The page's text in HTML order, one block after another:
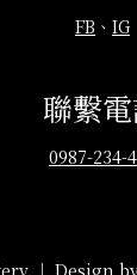
FB 、 IG
聯繫
0987-234-
｜ Design